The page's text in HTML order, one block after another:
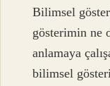
Bilimsel
gösterimin ne
anlamaya
bilimsel